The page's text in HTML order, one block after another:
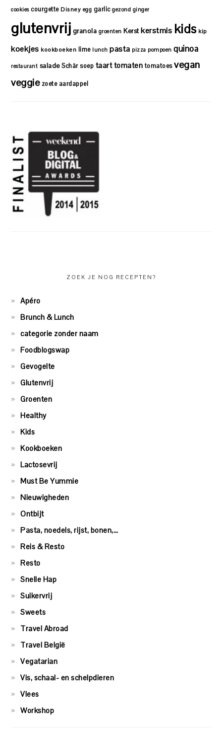
cookies courgette Disney egg garlic gezond ginger
glutenvrij granola groenten Kerst kerstmis kids kip
koekjes kookboeken lime lunch pasta pizza pompoen quinoa
restaurant salade Schär soep taarttomaten tomatoes vegan
veggie zoete aardappel
ZOEK JE NOG RECEPTEN?
Apéro
Brunch & Lunch
categorie zonder naam
Foodblogswap
Gevogelte
Glutenvrij
Groenten
Healthy
Kids
Kookboeken
Lactosevrij
Must Be Yummie
Nieuwigheden
Ontbijt
Pasta, noedels, rijst, bonen,…
Reis & Resto
Resto
Snelle Hap
Suikervrij
Sweets
Travel Abroad
Travel België
Vegatarian
Vis, schaal- en schelpdieren
Vlees
Workshop